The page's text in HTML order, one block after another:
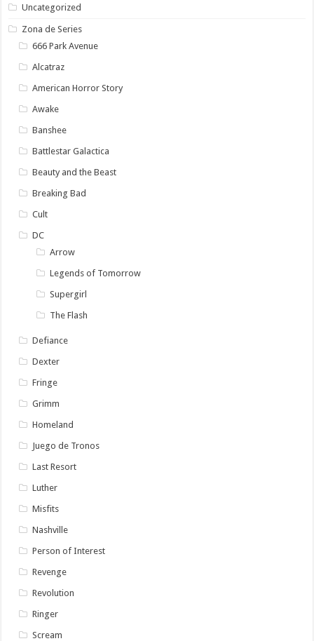
Uncategorized
Zona de Series
666 Park Avenue
Alcatraz
American Horror Story
Awake
Banshee
Battlestar Galactica
Beauty and the Beast
Breaking Bad
Cult
DC
Arrow
Legends of Tomorrow
Supergirl
The Flash
Defiance
Dexter
Fringe
Grimm
Homeland
Juego de Tronos
Last Resort
Luther
Misfits
Nashville
Person of Interest
Revenge
Revolution
Ringer
Scream